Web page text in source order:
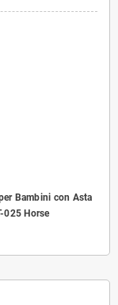
Bambini con Asta
025 Horse